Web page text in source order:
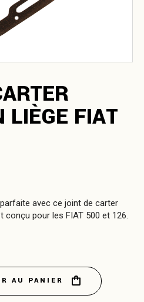
LIÈGE FIAT
avec ce joint de carter
conçu pour les FIAT 500 et 126.
Fiat 500/126 quantity
AU PANIER